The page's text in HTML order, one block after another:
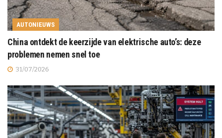
AUTONIEUWS
China ontdekt de keerzijde van elektrische auto’s: deze
problemen nemen snel toe
31/07/2026